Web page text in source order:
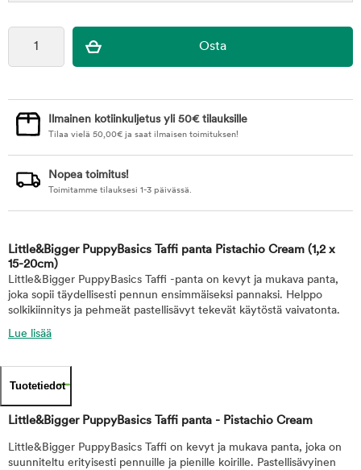
Ilmainen kotiinkuljetus yli 50€ tilauksille
Tilaa vielä 50,00€ ja saat ilmaisen toimituksen!
Nopea toimitus!
Toimitamme tilauksesi 1-3 päivässä.
Little&Bigger PuppyBasics Taffi panta Pistachio Cream (1,2 x
15-20cm)
Little&Bigger PuppyBasics Taffi -panta on kevyt ja mukava panta,
joka sopii täydellisesti pennun ensimmäiseksi pannaksi. Helppo
solkikiinnitys ja pehmeät pastellisävyt tekevät käytöstä vaivatonta.
Lue lisää
Tuotetiedot
Little&Bigger PuppyBasics Taffi panta - Pistachio Cream
Little&Bigger PuppyBasics Taffi on kevyt ja mukava panta, joka on
suunniteltu erityisesti pennuille ja pienille koirille. Pastellisävyinen